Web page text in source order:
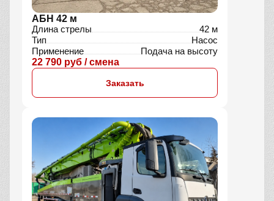
АБН 42 м
Длина стрелы
42 м
Тип
Насос
Применение
Подача на высоту
22 790 руб / смена
Заказать